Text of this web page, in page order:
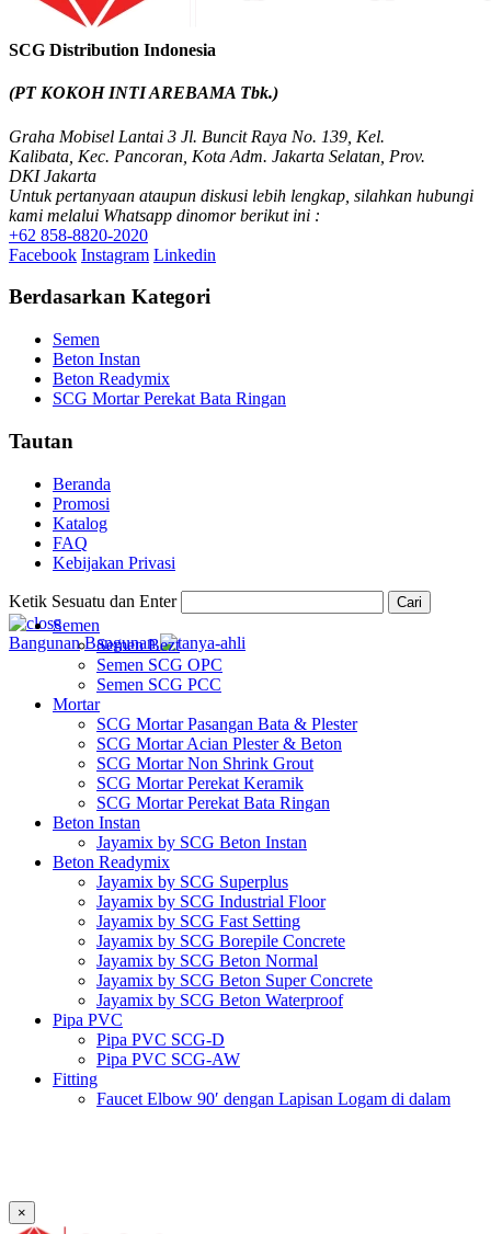
SCG Distribution Indonesia
(PT KOKOH INTI AREBAMA Tbk.)
Graha Mobisel Lantai 3 Jl. Buncit Raya No. 139, Kel.
Kalibata, Kec. Pancoran, Kota Adm. Jakarta Selatan, Prov.
DKI Jakarta
Untuk pertanyaan ataupun diskusi lebih lengkap, silahkan hubungi
kami melalui Whatsapp dinomor berikut ini :
+62 858-8820-2020
Facebook Instagram Linkedin
Berdasarkan Kategori
Semen
Beton Instan
Beton Readymix
SCG Mortar Perekat Bata Ringan
Tautan
Beranda
Promosi
Katalog
FAQ
Kebijakan Privasi
Ketik Sesuatu dan Enter Cari
Bangunan Bangunan
Semen
Semen Bezt
Semen SCG OPC
Semen SCG PCC
Mortar
SCG Mortar Pasangan Bata & Plester
SCG Mortar Acian Plester & Beton
SCG Mortar Non Shrink Grout
SCG Mortar Perekat Keramik
SCG Mortar Perekat Bata Ringan
Beton Instan
Jayamix by SCG Beton Instan
Beton Readymix
Jayamix by SCG Superplus
Jayamix by SCG Industrial Floor
Jayamix by SCG Fast Setting
Jayamix by SCG Borepile Concrete
Jayamix by SCG Beton Normal
Jayamix by SCG Beton Super Concrete
Jayamix by SCG Beton Waterproof
Pipa PVC
Pipa PVC SCG-D
Pipa PVC SCG-AW
Fitting
Faucet Elbow 90′ dengan Lapisan Logam di dalam
×